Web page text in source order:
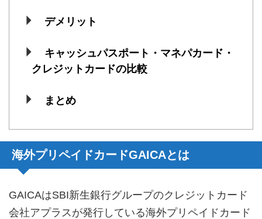
デメリット
キャッシュパスポート・マネパカード・
クレジットカードの比較
まとめ
海外プリペイドカードGAICAとは
GAICAはSBI新生銀行グループのクレジットカード
会社アプラスが発行している海外プリペイドカード